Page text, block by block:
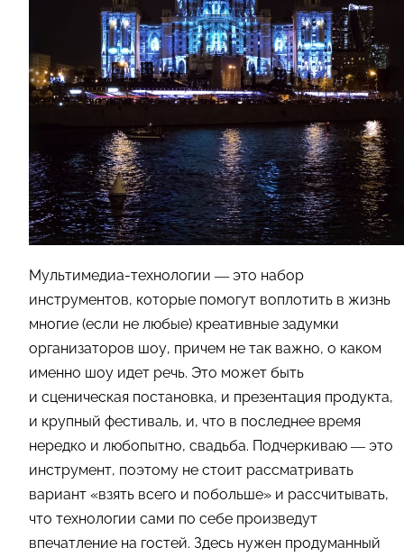
Мультимедиа-технологии — это набор
инструментов, которые помогут воплотить в жизнь
многие (если не любые) креативные задумки
организаторов шоу, причем не так важно, о каком
именно шоу идет речь. Это может быть
и сценическая постановка, и презентация продукта,
и крупный фестиваль, и, что в последнее время
нередко и любопытно, свадьба. Подчеркиваю — это
инструмент, поэтому не стоит рассматривать
вариант «взять всего и побольше» и рассчитывать,
что технологии сами по себе произведут
впечатление на гостей. Здесь нужен продуманный